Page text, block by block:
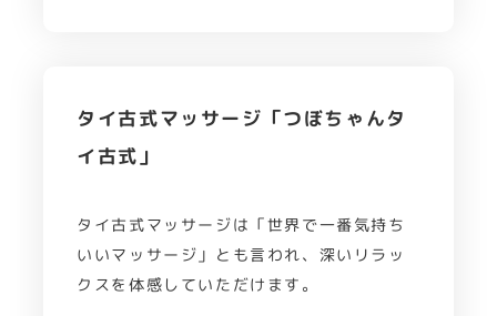
タイ古式マッサージ「つぼちゃんタ
イ古式」
タイ古式マッサージは「世界で一番気持ち
いいマッサージ」とも言われ、深いリラッ
クスを体感していただけます。